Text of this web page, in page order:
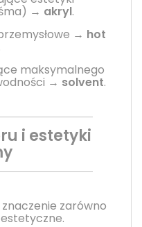
→ akryl.
→ hot
maksymalnego
→ solvent.
i estetyki
zarówno